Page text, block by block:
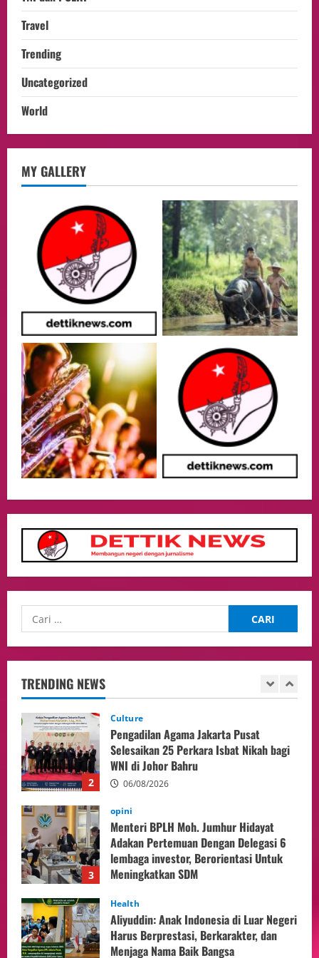
Travel
Trending
Uncategorized
World
MY GALLERY
TRENDING NEWS
WNI di Johor Bahru
06/08/2026
3
opini
Menteri BPLH Moh. Jumhur Hidayat
Adakan Pertemuan Dengan Delegasi 6
lembaga investor, Berorientasi Untuk
Meningkatkan SDM
05/08/2026
4
Aliyuddin: Anak Indonesia di Luar Negeri
Harus Berprestasi, Berkarakter, dan
Menjaga Nama Baik Bangsa
05/08/2026
Event
Putusan Diundur Lagi, Pernyataan
Hakim pada Sidang Sebelumnya Jadi
Business
Kuasa Hukum H Sebut AS Diduga Tiga
Kali Absen Tes DNA, Minta Proses
Hukum Dibuka Secara Terang
2
Selesaikan 25 Perkara Isbat Nikah bagi
3
opini
Menteri BPLH Moh. Jumhur Hidayat
Adakan Pertemuan Dengan Delegasi 6
lembaga investor, Berorientasi Untuk
Meningkatkan SDM
4
Health
Aliyuddin: Anak Indonesia di Luar Negeri
Harus Berprestasi, Berkarakter, dan
Menjaga Nama Baik Bangsa
05/08/2026
Event
Putusan Diundur Lagi, Pernyataan
Hakim pada Sidang Sebelumnya Jadi
Sorotan